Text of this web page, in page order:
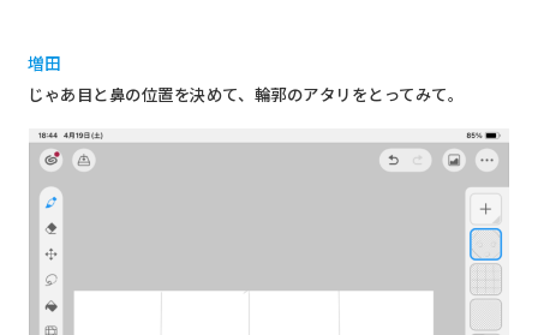
増田
じゃあ目と鼻の位置を決めて、輪郭のアタリをとってみて。